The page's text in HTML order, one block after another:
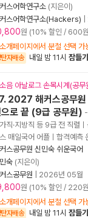
스어학연구소 (지은이)
스어학연구소(Hackers)
원 (10% 할인 / 600
개페이지에서 분철 선택 가
탄자배송 내일 밤 11시 잠들
음 아날로그 손목시계(공
2027 해커스공무원
로 끝 (9급 공무원)
직·지방직 등 9급 전 직렬
매일국어 어플ㅣ합격예측
스공무원 신민숙 쉬운국어
숙 (지은이)
스공무원
2026년 05월
원 (10% 할인 / 220
개페이지에서 분철 선택 가
탄자배송 내일 밤 11시 잠들